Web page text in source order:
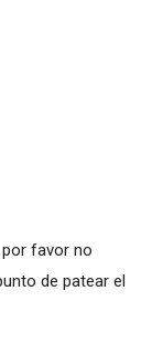
favor no
de patear el